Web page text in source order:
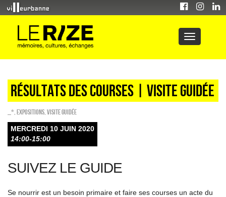
Résultats des courses | visite guidée
_* EXPOSITIONS Visite guidée
MERCREDI 10 JUIN 2020
14:00-15:00
SUIVEZ LE GUIDE
Se nourrir est un besoin primaire et faire ses courses un acte du